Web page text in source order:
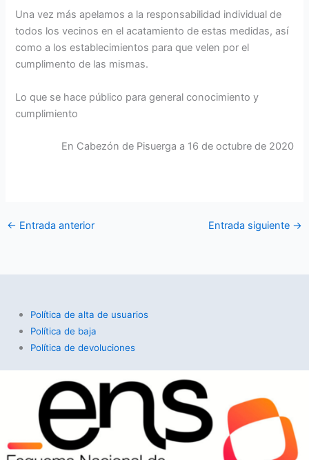
Una vez más apelamos a la responsabilidad individual de
todos los vecinos en el acatamiento de estas medidas, así
como a los establecimientos para que velen por el
cumplimento de las mismas.
Lo que se hace público para general conocimiento y
cumplimiento
En Cabezón de Pisuerga a 16 de octubre de 2020
← Entrada anterior Entrada siguiente →
Política de alta de usuarios
Política de baja
Política de devoluciones